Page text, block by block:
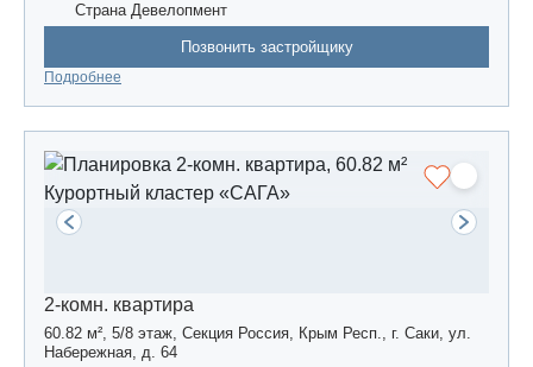
Страна Девелопмент
Позвонить застройщику
Подробнее
2-комн. квартира
60.82 м², 5/8 этаж, Секция Россия, Крым Респ., г. Саки, ул.
Набережная, д. 64